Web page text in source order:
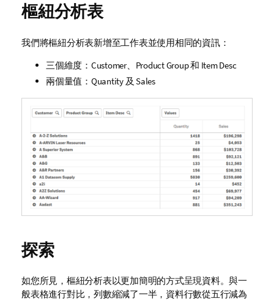
樞紐分析表
我們將樞紐分析表新增至工作表並使用相同的資訊：
三個維度： Customer、 Product Group和 Item Desc
兩個量值： Quantity及 Sales
探索
如您所見，樞紐分析表以更加簡明的方式呈現資料。與一
般表格進行對比，列數縮減了一半，資料行數從五行減為